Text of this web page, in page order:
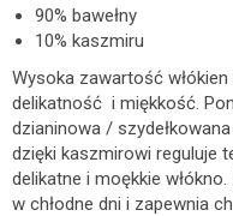
90% bawełny
10% kaszmiru
Wysoka zawartość włókien
delikatność i miękkość.
dzianinowa /
dzięki kaszmirowi reguluje
delikatne i moękkie
w chłodne dni i zapewnia